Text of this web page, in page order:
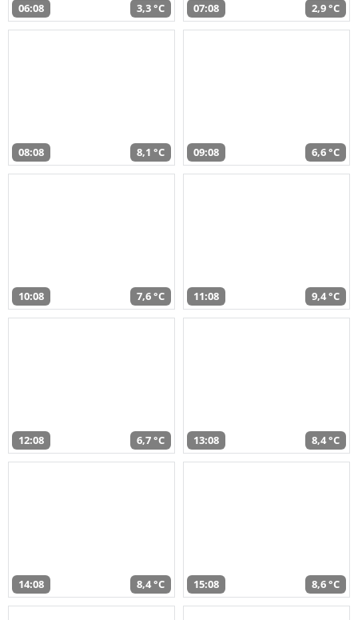
06:08 3,3 °C 07:08 2,9 °C
08:08 8,1 °C 09:08 6,6 °C
10:08 7,6 °C 11:08 9,4 °C
12:08 6,7 °C 13:08 8,4 °C
14:08 8,4 °C 15:08 8,6 °C